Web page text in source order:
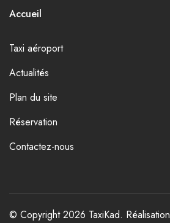
Accueil
Taxi aéroport
Actualités
Plan du site
Réservation
Contactez-nous
© Copyright 2026 TaxiKad. Réalisation